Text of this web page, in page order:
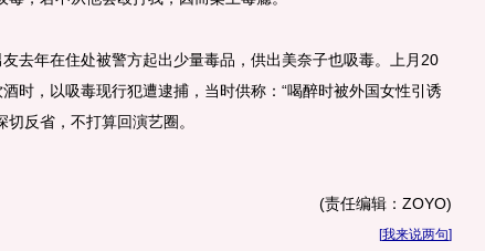
年在住处被警方起出少量毒品，供出美奈子也吸毒。上月20
时，以吸毒现行犯遭逮捕，当时供称：“喝醉时被外国女性引诱
切反省，不打算回演艺圈。
(责任编辑：ZOYO)
[我来说两句]